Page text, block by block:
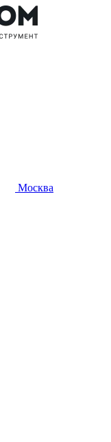
Москва